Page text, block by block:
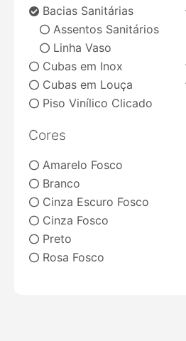
Bacias Sanitárias
Assentos Sanitários
Linha Vaso
Cubas em Inox
Cubas em Louça
Piso Vinílico Clicado
Cores
Amarelo Fosco
Branco
Cinza Escuro Fosco
Cinza Fosco
Preto
Rosa Fosco